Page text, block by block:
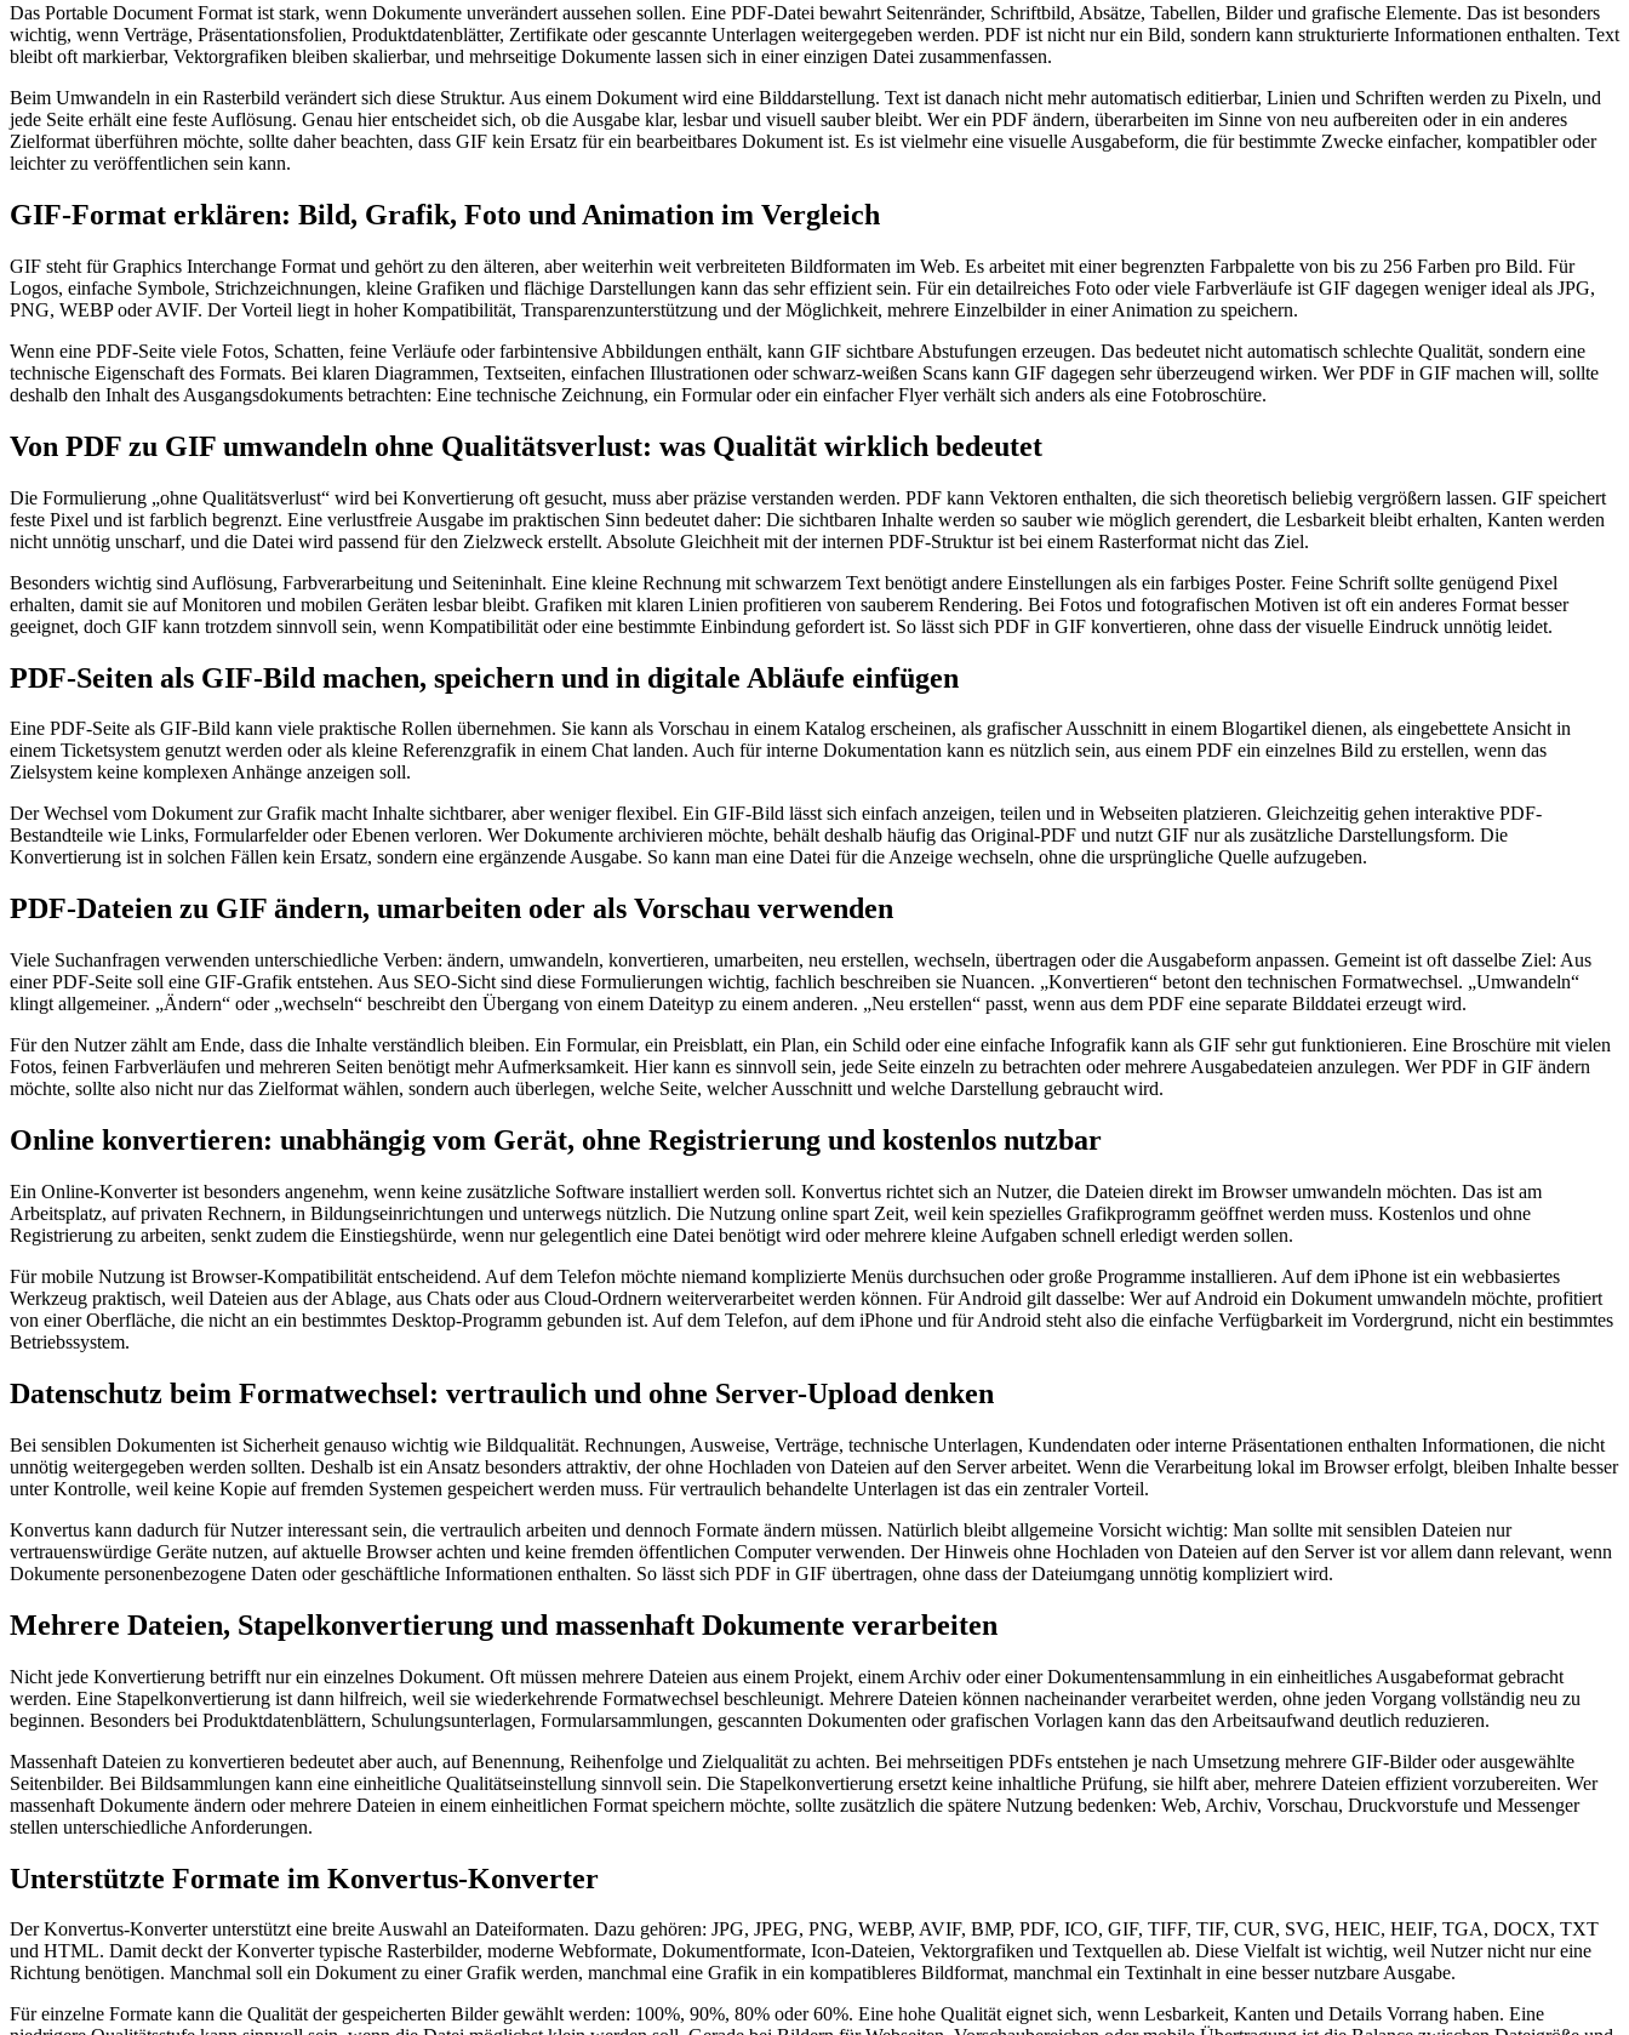
Das Portable Document Format ist stark, wenn Dokumente unverändert aussehen sollen. Eine PDF-Datei bewahrt Seitenränder, Schriftbild, Absätze, Tabellen, Bilder und grafische Elemente. Das ist besonders
wichtig, wenn Verträge, Präsentationsfolien, Produktdatenblätter, Zertifikate oder gescannte Unterlagen weitergegeben werden. PDF ist nicht nur ein Bild, sondern kann strukturierte Informationen enthalten. Text
bleibt oft markierbar, Vektorgrafiken bleiben skalierbar, und mehrseitige Dokumente lassen sich in einer einzigen Datei zusammenfassen.
Beim Umwandeln in ein Rasterbild verändert sich diese Struktur. Aus einem Dokument wird eine Bilddarstellung. Text ist danach nicht mehr automatisch editierbar, Linien und Schriften werden zu Pixeln, und
jede Seite erhält eine feste Auflösung. Genau hier entscheidet sich, ob die Ausgabe klar, lesbar und visuell sauber bleibt. Wer ein PDF ändern, überarbeiten im Sinne von neu aufbereiten oder in ein anderes
Zielformat überführen möchte, sollte daher beachten, dass GIF kein Ersatz für ein bearbeitbares Dokument ist. Es ist vielmehr eine visuelle Ausgabeform, die für bestimmte Zwecke einfacher, kompatibler oder
leichter zu veröffentlichen sein kann.
GIF-Format erklären: Bild, Grafik, Foto und Animation im Vergleich
GIF steht für Graphics Interchange Format und gehört zu den älteren, aber weiterhin weit verbreiteten Bildformaten im Web. Es arbeitet mit einer begrenzten Farbpalette von bis zu 256 Farben pro Bild. Für
Logos, einfache Symbole, Strichzeichnungen, kleine Grafiken und flächige Darstellungen kann das sehr effizient sein. Für ein detailreiches Foto oder viele Farbverläufe ist GIF dagegen weniger ideal als JPG,
PNG, WEBP oder AVIF. Der Vorteil liegt in hoher Kompatibilität, Transparenzunterstützung und der Möglichkeit, mehrere Einzelbilder in einer Animation zu speichern.
Wenn eine PDF-Seite viele Fotos, Schatten, feine Verläufe oder farbintensive Abbildungen enthält, kann GIF sichtbare Abstufungen erzeugen. Das bedeutet nicht automatisch schlechte Qualität, sondern eine
technische Eigenschaft des Formats. Bei klaren Diagrammen, Textseiten, einfachen Illustrationen oder schwarz-weißen Scans kann GIF dagegen sehr überzeugend wirken. Wer PDF in GIF machen will, sollte
deshalb den Inhalt des Ausgangsdokuments betrachten: Eine technische Zeichnung, ein Formular oder ein einfacher Flyer verhält sich anders als eine Fotobroschüre.
Von PDF zu GIF umwandeln ohne Qualitätsverlust: was Qualität wirklich bedeutet
Die Formulierung „ohne Qualitätsverlust“ wird bei Konvertierung oft gesucht, muss aber präzise verstanden werden. PDF kann Vektoren enthalten, die sich theoretisch beliebig vergrößern lassen. GIF speichert
feste Pixel und ist farblich begrenzt. Eine verlustfreie Ausgabe im praktischen Sinn bedeutet daher: Die sichtbaren Inhalte werden so sauber wie möglich gerendert, die Lesbarkeit bleibt erhalten, Kanten werden
nicht unnötig unscharf, und die Datei wird passend für den Zielzweck erstellt. Absolute Gleichheit mit der internen PDF-Struktur ist bei einem Rasterformat nicht das Ziel.
Besonders wichtig sind Auflösung, Farbverarbeitung und Seiteninhalt. Eine kleine Rechnung mit schwarzem Text benötigt andere Einstellungen als ein farbiges Poster. Feine Schrift sollte genügend Pixel
erhalten, damit sie auf Monitoren und mobilen Geräten lesbar bleibt. Grafiken mit klaren Linien profitieren von sauberem Rendering. Bei Fotos und fotografischen Motiven ist oft ein anderes Format besser
geeignet, doch GIF kann trotzdem sinnvoll sein, wenn Kompatibilität oder eine bestimmte Einbindung gefordert ist. So lässt sich PDF in GIF konvertieren, ohne dass der visuelle Eindruck unnötig leidet.
PDF-Seiten als GIF-Bild machen, speichern und in digitale Abläufe einfügen
Eine PDF-Seite als GIF-Bild kann viele praktische Rollen übernehmen. Sie kann als Vorschau in einem Katalog erscheinen, als grafischer Ausschnitt in einem Blogartikel dienen, als eingebettete Ansicht in
einem Ticketsystem genutzt werden oder als kleine Referenzgrafik in einem Chat landen. Auch für interne Dokumentation kann es nützlich sein, aus einem PDF ein einzelnes Bild zu erstellen, wenn das
Zielsystem keine komplexen Anhänge anzeigen soll.
Der Wechsel vom Dokument zur Grafik macht Inhalte sichtbarer, aber weniger flexibel. Ein GIF-Bild lässt sich einfach anzeigen, teilen und in Webseiten platzieren. Gleichzeitig gehen interaktive PDF-
Bestandteile wie Links, Formularfelder oder Ebenen verloren. Wer Dokumente archivieren möchte, behält deshalb häufig das Original-PDF und nutzt GIF nur als zusätzliche Darstellungsform. Die
Konvertierung ist in solchen Fällen kein Ersatz, sondern eine ergänzende Ausgabe. So kann man eine Datei für die Anzeige wechseln, ohne die ursprüngliche Quelle aufzugeben.
PDF-Dateien zu GIF ändern, umarbeiten oder als Vorschau verwenden
Viele Suchanfragen verwenden unterschiedliche Verben: ändern, umwandeln, konvertieren, umarbeiten, neu erstellen, wechseln, übertragen oder die Ausgabeform anpassen. Gemeint ist oft dasselbe Ziel: Aus
einer PDF-Seite soll eine GIF-Grafik entstehen. Aus SEO-Sicht sind diese Formulierungen wichtig, fachlich beschreiben sie Nuancen. „Konvertieren“ betont den technischen Formatwechsel. „Umwandeln“
klingt allgemeiner. „Ändern“ oder „wechseln“ beschreibt den Übergang von einem Dateityp zu einem anderen. „Neu erstellen“ passt, wenn aus dem PDF eine separate Bilddatei erzeugt wird.
Für den Nutzer zählt am Ende, dass die Inhalte verständlich bleiben. Ein Formular, ein Preisblatt, ein Plan, ein Schild oder eine einfache Infografik kann als GIF sehr gut funktionieren. Eine Broschüre mit vielen
Fotos, feinen Farbverläufen und mehreren Seiten benötigt mehr Aufmerksamkeit. Hier kann es sinnvoll sein, jede Seite einzeln zu betrachten oder mehrere Ausgabedateien anzulegen. Wer PDF in GIF ändern
möchte, sollte also nicht nur das Zielformat wählen, sondern auch überlegen, welche Seite, welcher Ausschnitt und welche Darstellung gebraucht wird.
Online konvertieren: unabhängig vom Gerät, ohne Registrierung und kostenlos nutzbar
Ein Online-Konverter ist besonders angenehm, wenn keine zusätzliche Software installiert werden soll. Konvertus richtet sich an Nutzer, die Dateien direkt im Browser umwandeln möchten. Das ist am
Arbeitsplatz, auf privaten Rechnern, in Bildungseinrichtungen und unterwegs nützlich. Die Nutzung online spart Zeit, weil kein spezielles Grafikprogramm geöffnet werden muss. Kostenlos und ohne
Registrierung zu arbeiten, senkt zudem die Einstiegshürde, wenn nur gelegentlich eine Datei benötigt wird oder mehrere kleine Aufgaben schnell erledigt werden sollen.
Für mobile Nutzung ist Browser-Kompatibilität entscheidend. Auf dem Telefon möchte niemand komplizierte Menüs durchsuchen oder große Programme installieren. Auf dem iPhone ist ein webbasiertes
Werkzeug praktisch, weil Dateien aus der Ablage, aus Chats oder aus Cloud-Ordnern weiterverarbeitet werden können. Für Android gilt dasselbe: Wer auf Android ein Dokument umwandeln möchte, profitiert
von einer Oberfläche, die nicht an ein bestimmtes Desktop-Programm gebunden ist. Auf dem Telefon, auf dem iPhone und für Android steht also die einfache Verfügbarkeit im Vordergrund, nicht ein bestimmtes
Betriebssystem.
Datenschutz beim Formatwechsel: vertraulich und ohne Server-Upload denken
Bei sensiblen Dokumenten ist Sicherheit genauso wichtig wie Bildqualität. Rechnungen, Ausweise, Verträge, technische Unterlagen, Kundendaten oder interne Präsentationen enthalten Informationen, die nicht
unnötig weitergegeben werden sollten. Deshalb ist ein Ansatz besonders attraktiv, der ohne Hochladen von Dateien auf den Server arbeitet. Wenn die Verarbeitung lokal im Browser erfolgt, bleiben Inhalte besser
unter Kontrolle, weil keine Kopie auf fremden Systemen gespeichert werden muss. Für vertraulich behandelte Unterlagen ist das ein zentraler Vorteil.
Konvertus kann dadurch für Nutzer interessant sein, die vertraulich arbeiten und dennoch Formate ändern müssen. Natürlich bleibt allgemeine Vorsicht wichtig: Man sollte mit sensiblen Dateien nur
vertrauenswürdige Geräte nutzen, auf aktuelle Browser achten und keine fremden öffentlichen Computer verwenden. Der Hinweis ohne Hochladen von Dateien auf den Server ist vor allem dann relevant, wenn
Dokumente personenbezogene Daten oder geschäftliche Informationen enthalten. So lässt sich PDF in GIF übertragen, ohne dass der Dateiumgang unnötig kompliziert wird.
Mehrere Dateien, Stapelkonvertierung und massenhaft Dokumente verarbeiten
Nicht jede Konvertierung betrifft nur ein einzelnes Dokument. Oft müssen mehrere Dateien aus einem Projekt, einem Archiv oder einer Dokumentensammlung in ein einheitliches Ausgabeformat gebracht
werden. Eine Stapelkonvertierung ist dann hilfreich, weil sie wiederkehrende Formatwechsel beschleunigt. Mehrere Dateien können nacheinander verarbeitet werden, ohne jeden Vorgang vollständig neu zu
beginnen. Besonders bei Produktdatenblättern, Schulungsunterlagen, Formularsammlungen, gescannten Dokumenten oder grafischen Vorlagen kann das den Arbeitsaufwand deutlich reduzieren.
Massenhaft Dateien zu konvertieren bedeutet aber auch, auf Benennung, Reihenfolge und Zielqualität zu achten. Bei mehrseitigen PDFs entstehen je nach Umsetzung mehrere GIF-Bilder oder ausgewählte
Seitenbilder. Bei Bildsammlungen kann eine einheitliche Qualitätseinstellung sinnvoll sein. Die Stapelkonvertierung ersetzt keine inhaltliche Prüfung, sie hilft aber, mehrere Dateien effizient vorzubereiten. Wer
massenhaft Dokumente ändern oder mehrere Dateien in einem einheitlichen Format speichern möchte, sollte zusätzlich die spätere Nutzung bedenken: Web, Archiv, Vorschau, Druckvorstufe und Messenger
stellen unterschiedliche Anforderungen.
Unterstützte Formate im Konvertus-Konverter
Der Konvertus-Konverter unterstützt eine breite Auswahl an Dateiformaten. Dazu gehören: JPG, JPEG, PNG, WEBP, AVIF, BMP, PDF, ICO, GIF, TIFF, TIF, CUR, SVG, HEIC, HEIF, TGA, DOCX, TXT
und HTML. Damit deckt der Konverter typische Rasterbilder, moderne Webformate, Dokumentformate, Icon-Dateien, Vektorgrafiken und Textquellen ab. Diese Vielfalt ist wichtig, weil Nutzer nicht nur eine
Richtung benötigen. Manchmal soll ein Dokument zu einer Grafik werden, manchmal eine Grafik in ein kompatibleres Bildformat, manchmal ein Textinhalt in eine besser nutzbare Ausgabe.
Für einzelne Formate kann die Qualität der gespeicherten Bilder gewählt werden: 100%, 90%, 80% oder 60%. Eine hohe Qualität eignet sich, wenn Lesbarkeit, Kanten und Details Vorrang haben. Eine